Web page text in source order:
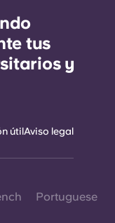
tus
y
útilAviso legal
Portuguese